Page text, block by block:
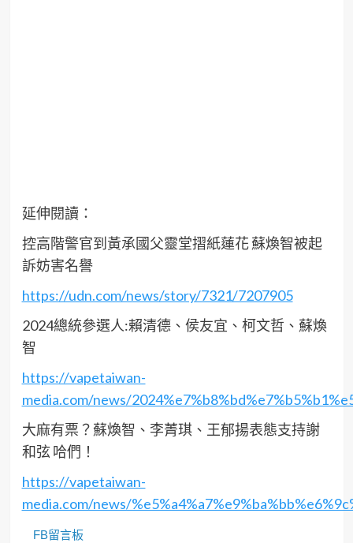
延伸閱讀：
控高階警官到黃承國父靈堂摺紙蓮花 蘇煥智被起
訴妨害名譽
https://udn.com/news/story/7321/7207905
2024總統參選人:賴清德、侯友宜、柯文哲、蘇煥
智
https://vapetaiwan-
media.com/news/
大麻有票？蘇煥智、李菁琪、王郁揚表態支持謝
和弦 哈們！
https://vapetaiwan-
media.com/news/
FB留言板